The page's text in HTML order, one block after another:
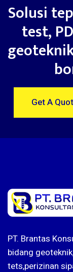
Solusi
test,
Get A
PT. Brantas
bidang
tets,perizinan